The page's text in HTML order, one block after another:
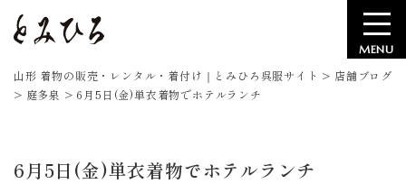
MENU
山形 着物の販売・レンタル・着付け｜とみひろ呉服サイト > 店舗ブログ
> 庭多泉 > 6月5日(金)単衣着物でホテルランチ
6月5日(金)単衣着物でホテルランチ